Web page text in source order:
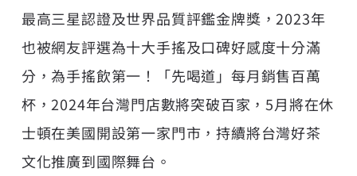
最高三星認證及世界品質評鑑金牌獎，2023年
也被網友評選為十大手搖及口碑好感度十分滿
分，為手搖飲第一！「先喝道」每月銷售百萬
杯，2024年台灣門店數將突破百家，5月將在休
士頓在美國開設第一家門市，持續將台灣好茶
文化推廣到國際舞台。